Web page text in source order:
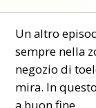
Un altro
sempre nella
negozio di
mira. In